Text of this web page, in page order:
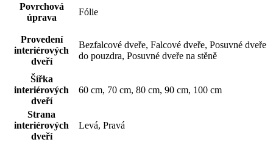
Povrchová
úprava
Fólie
Provedení
interiérových
dveří
Bezfalcové dveře, Falcové dveře, Posuvné dveře
do pouzdra, Posuvné dveře na stěně
Šířka
interiérových
dveří
60 cm, 70 cm, 80 cm, 90 cm, 100 cm
Strana
interiérových
dveří
Levá, Pravá